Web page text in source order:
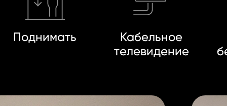
Поднимать
Кабельное
телевидение